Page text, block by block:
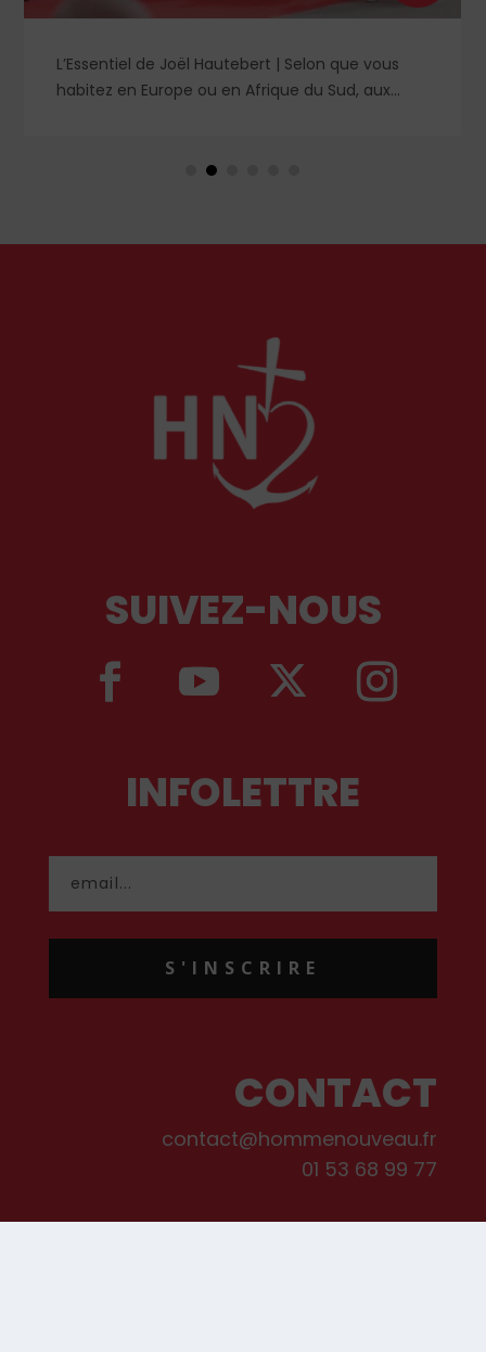
L’Essentiel de Joël Hautebert | Selon que vous
habitez en Europe ou en Afrique du Sud, aux
événements aux Pays-Bas ou en Irlande
comme l'a rappelé Léon XIV récemment.
SUIVEZ-NOUS
INFOLETTRE
S'INSCRIRE
CONTACT
contact@hommenouveau.fr
01 53 68 99 77